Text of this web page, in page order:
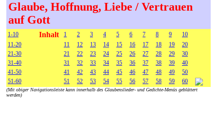
Glaube, Hoffnung, Liebe / Vertrauen
auf Gott
1-10 Inhalt 1 2 3 4 5 6 7 8 9
10
11-20
11 12 13 14 15 16 17 18 19
20
21-30
21 22 23 24 25 26 27 28 29
30
31-40
31 32 33 34 35 36 37 38 39
40
41-50
41 42 43 44 45 46 47 48 49
50
51-60
51 52 53 54 55 56 57 58 59 60
(Mit obiger Navigationsleiste kann innerhalb des Glaubenslieder- und Gedichte-Menüs geblättert
werden)